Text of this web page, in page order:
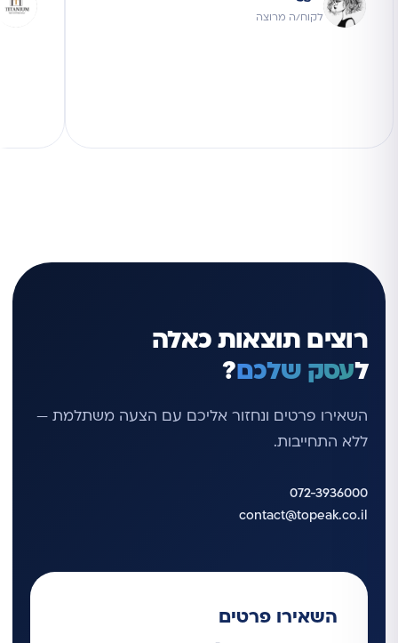
לקוח/ה מרוצה
רוצים תוצאות כאלה
לעסק שלכם?
השאירו פרטים ונחזור אליכם עם הצעה משתלמת —
ללא התחייבות.
072-3936000
contact@topeak.co.il
השאירו פרטים